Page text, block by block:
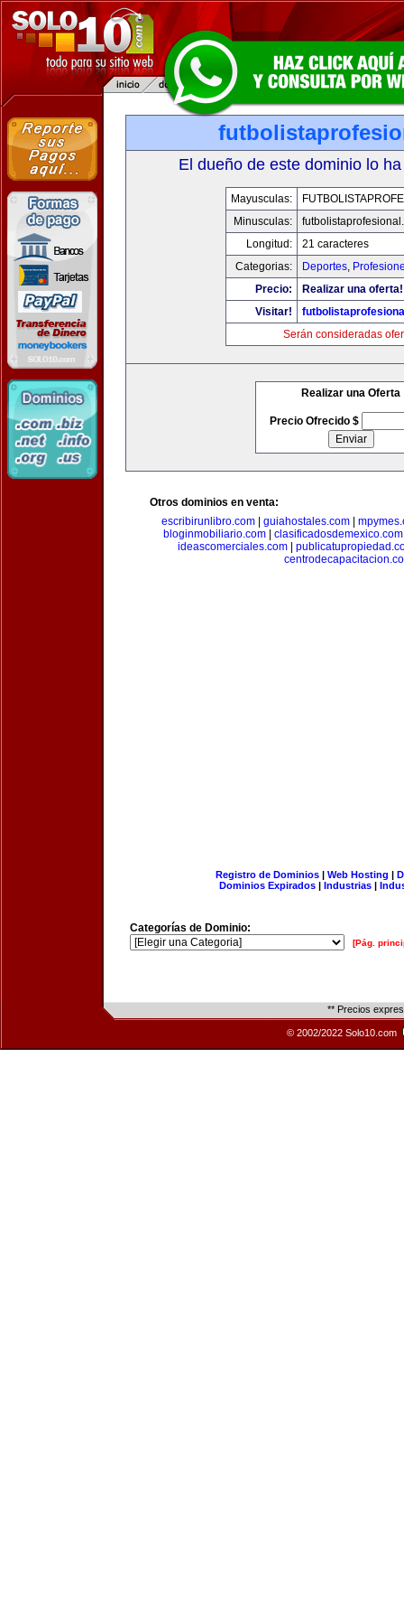
El dueño de este dominio lo
Mayusculas:
Minusculas:
Longitud:
21 caracteres
Categorias:
Deportes,
Precio:
Realizar una oferta!
Visitar!
Serán consideradas
Realizar una Oferta
Precio Ofrecido $
Otros dominios en venta:
escribirunlibro.com| guiahostales.com|
bloginmobiliario.com| clasificadosdemexico.com
ideascomerciales.com|
Registro de Dominios| Web Hosting |
Dominios Expirados | Industrias |
Categorías de Dominio:
[Pág.
** Precios
© 2002/2022 Solo10.com